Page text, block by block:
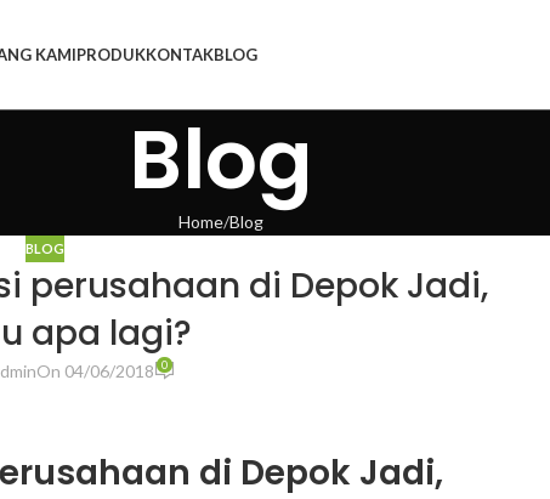
KAMIPRODUKKONTAKBLOG
Blog
Home Blog
BLOG
perusahaan di Depok Jadi,
apa lagi?
On 04/06/2018 0
di Depok Jadi,